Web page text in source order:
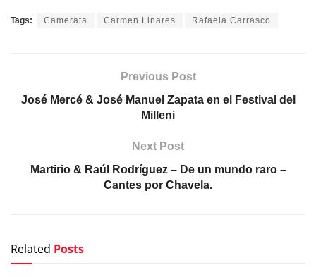
Tags: Camerata Carmen Linares Rafaela Carrasco
Previous Post
José Mercé & José Manuel Zapata en el Festival del
Milleni
Next Post
Martirio & Raúl Rodríguez – De un mundo raro –
Cantes por Chavela.
Related Posts